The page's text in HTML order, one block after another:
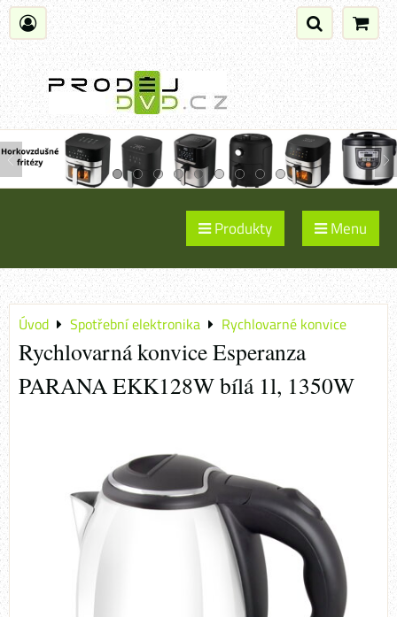
Produkty Menu
Úvod Spotřební elektronika Rychlovarné konvice
Rychlovarná konvice Esperanza
PARANA EKK128W bílá 1l, 1350W